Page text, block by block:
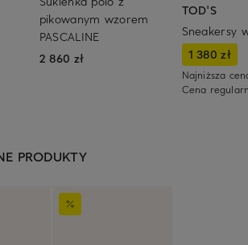
pikowanym wzorem
PASCALINE
2 860 zł
TOD'S
Sneakersy
1 380 zł
Najniższa
Cena
PRODUKTY